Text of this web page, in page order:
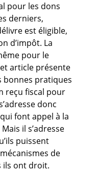
pour les dons
derniers,
est éligible,
d’impôt. La
pour le
article présente
bonnes pratiques
reçu fiscal pour
donc
font appel à la
il s’adresse
puissent
de
ils ont droit.